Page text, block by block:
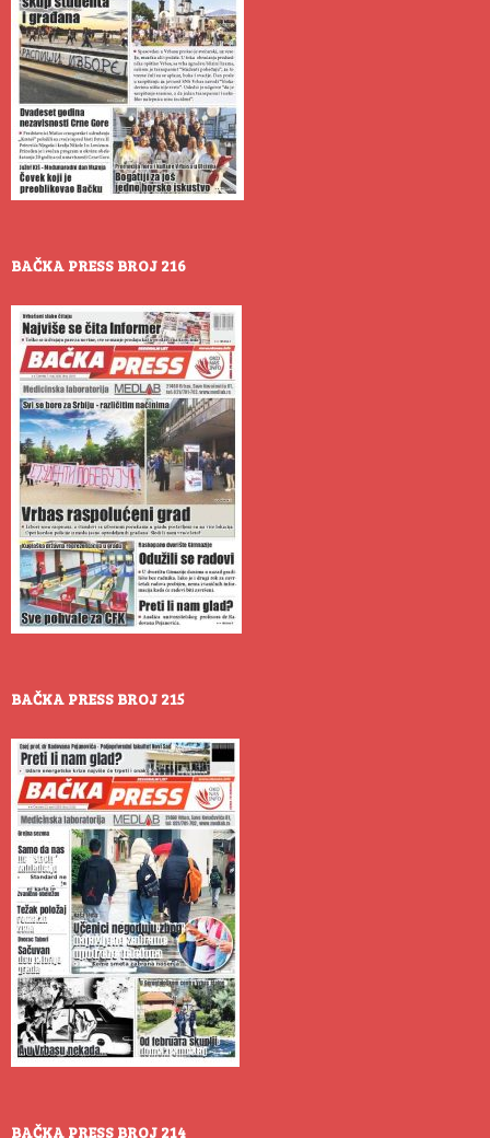
BAČKA PRESS BROJ 216
BAČKA PRESS BROJ 215
BAČKA PRESS BROJ 214